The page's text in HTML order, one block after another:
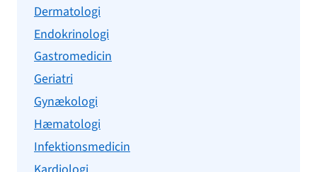
Dermatologi
Endokrinologi
Gastromedicin
Geriatri
Gynækologi
Hæmatologi
Infektionsmedicin